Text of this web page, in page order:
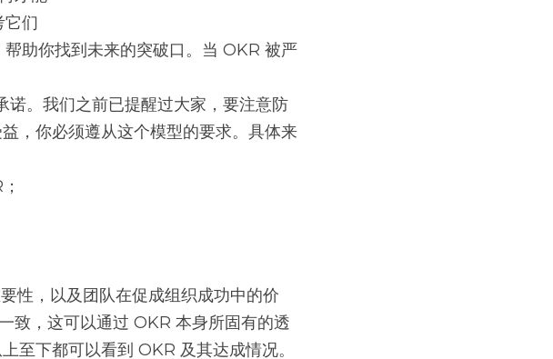
它们
助你找到未来的突破口。当 OKR 被严
，你必须遵从这个模型的要求。具体来
致，这可以通过 OKR 本身所固有的透
至下都可以看到 OKR 及其达成情况。